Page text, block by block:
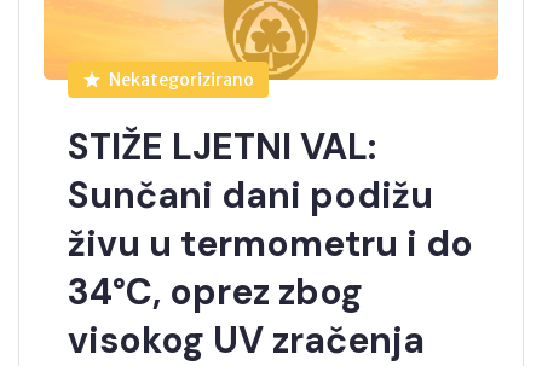
Nekategorizirano
STIŽE LJETNI VAL:
Sunčani dani podižu
živu u termometru i do
34°C, oprez zbog
visokog UV zračenja